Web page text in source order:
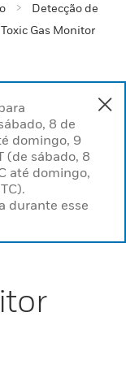
Detecção de
Toxic Gas Monitor
8 de
domingo, 9
(de sábado, 8
até domingo,
durante esse